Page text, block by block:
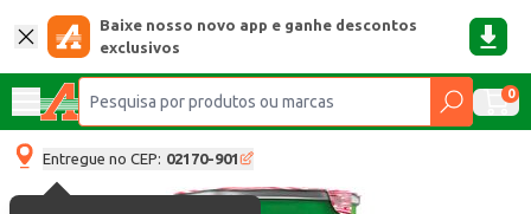
Baixe nosso novo app e ganhe descontos
exclusivos
0
Entregue no CEP: 02170-901